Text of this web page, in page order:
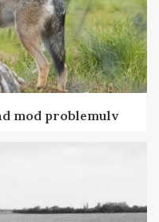
mod problemulv